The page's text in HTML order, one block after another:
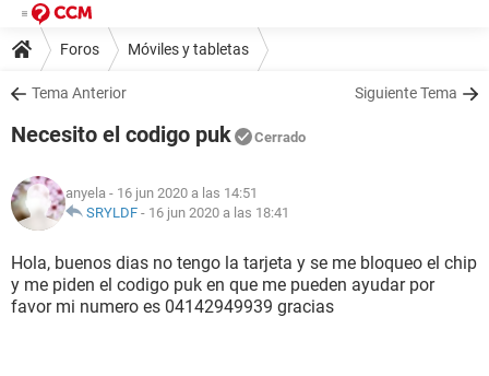
Foros Móviles y tabletas
Tema Anterior Siguiente Tema
Necesito el codigo puk Cerrado
anyela - 16 jun 2020 a las 14:51
SRYLDF - 16 jun 2020 a las 18:41
Hola, buenos dias no tengo la tarjeta y se me bloqueo el chip
y me piden el codigo puk en que me pueden ayudar por
favor mi numero es 04142949939 gracias